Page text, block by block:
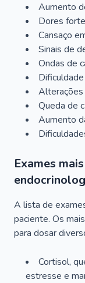
Aumento
Dores
Cansaço
Sinais de
Ondas de
Alterações
Queda de
Aumento
Exames
A lista de
paciente. Os
para dosar
Cortisol,
estresse e